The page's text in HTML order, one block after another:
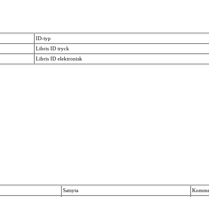
ID-typ
Libris ID tryck
Libris ID elektronisk
Satsyta